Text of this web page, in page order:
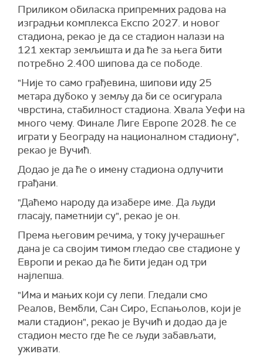
неће ни приватној, јер је српска. Сви знамо ко
на дивљачки начин покушава да спречи Србе
да остваре своја елементарна права", рекао је
Вучић. Додао је и да стране државе тренутно
раде на укидању казнених мера Приштини, а да
у томе предњаче Балтичке државе и Немачка.
претпостављам да ће бити нека вика", рекао је
Вучић.
Он је додао да 28 дана није рекао ништа о
политичким пртотивницима и да му, како је
рекао, не пада на памет да губи време. Рекао је
да ће се до 13. односно 17. маја бавити
спољном и унутрашњом политиком, а после
тога да ће се, како је нагласио, бавити само
развојем Србије.
Коментаришући саопштење Стејт департмента
о саставу Владе, Вучић је рекао да то за нас
није лепа вест, али да се нада добрим
односима са америчким партнерима.
"Нисам сретан, али када неко уведе санкције,
шта треба – да погнемо главу и кажемо не сме
да буде ништа. Милорада Додика је бирао
народ, поштујем вољу народа. Чуо сам
примедбе и еврофанатика, али су били
пристојни да не говоре јавно. Важно је да
интересе", рекао је Вучић.
Говорећи о политици, он је рекао да није
толико упућен шта се дешава на
унутрашњополитичком плану, јер је
Приликом обиласка припремних радова на
изградњи комплекса Експо 2027. и новог
стадиона, рекао је да се стадион налази на
121 хектар земљишта и да ће за њега бити
потребно 2.400 шипова да се пободе.
"Није то само грађевина, шипови иду 25
метара дубоко у земљу да би се осигурала
чврстина, стабилност стадиона. Хвала Уефи на
много чему. Финале Лиге Европе 2028. ће се
играти у Београду на националном стадиону",
рекао је Вучић.
Додао је да ће о имену стадиона одлучити
грађани.
"Даћемо народу да изабере име. Да људи
гласају, паметнији су", рекао је он.
Према његовим речима, у току јучерашњег
дана је са својим тимом гледао све стадионе у
Европи и рекао да ће бити један од три
најлепша.
"Има и мањих који су лепи. Гледали смо
Реалов, Вембли, Сан Сиро, Еспањолов, који је
мали стадион", рекао је Вучић и додао да је
стадион место где ће се људи забављати,
уживати.